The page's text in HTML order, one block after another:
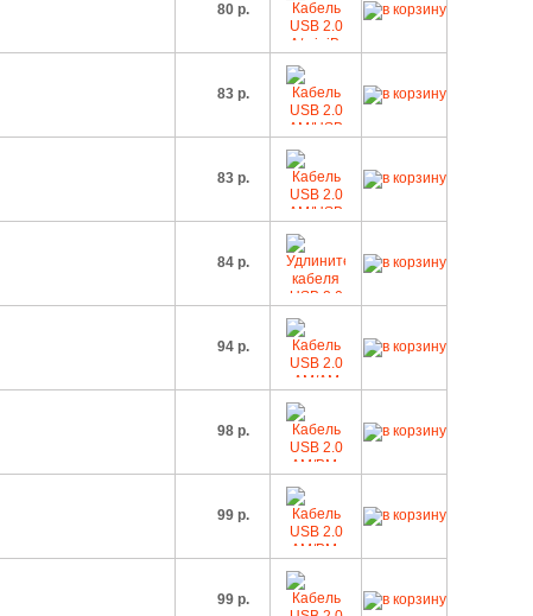
80 р.
83 р.
83 р.
84 р.
94 р.
98 р.
99 р.
99 р.